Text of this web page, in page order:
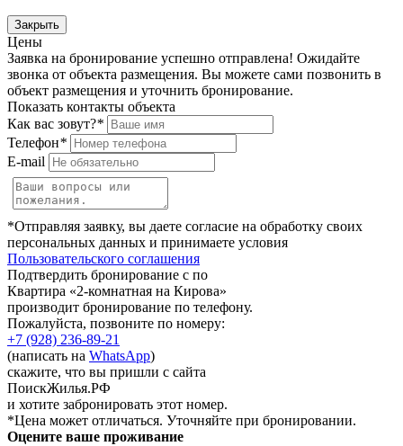
Закрыть
Цены
Заявка на бронирование успешно отправлена! Ожидайте
звонка от объекта размещения. Вы можете сами позвонить в
объект размещения и уточнить бронирование.
Показать контакты объекта
Как вас зовут?*
Телефон*
E-mail
*Отправляя заявку, вы даете согласие на обработку своих
персональных данных и принимаете условия
Пользовательского соглашения
Подтвердить бронирование с по
Квартира «2-комнатная на Кирова»
производит бронирование по телефону.
Пожалуйста, позвоните по номеру:
+7 (928) 236-89-21
(написать на WhatsApp)
скажите, что вы пришли с сайта
ПоискЖилья.РФ
и хотите забронировать этот номер.
*Цена может отличаться. Уточняйте при бронировании.
Оцените ваше проживание